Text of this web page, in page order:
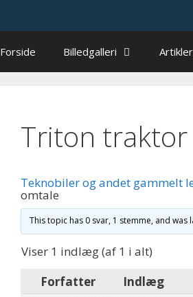
Forside Billedgalleri Artikler
Triton
Teknobiler og andet gammelt
omtale
This topic has 0 svar, 1 stemme, and was
Viser 1 indlæg (af 1 i alt)
Forfatter
Indlæg